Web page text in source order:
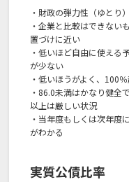
・財政の弾力性（ゆとり
・企業と比較はできない
置づけに近い
・低いほど自由に使える
が少ない
・低いほうがよく、100
・86.0未満はかなり健全
以上は厳しい状況
・当年度もしくは次年度
がわかる
実質公債比率